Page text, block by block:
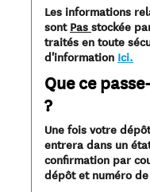
Les informations
sont Pas stockée
traités en toute
d'information Ici.
Que ce
?
Une fois votre
entrera dans un
confirmation par
dépôt et numéro